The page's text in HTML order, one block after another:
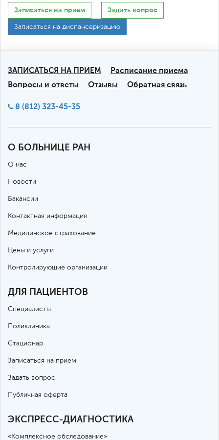
Записаться на прием Задать вопрос
Записаться на диспансеризацию
ЗАПИСАТЬСЯ НА ПРИЕМ
Расписание приема
Вопросы и ответы
Отзывы Обратная связь
8 (812) 323-45-35
О БОЛЬНИЦЕ РАН
О нас
Новости
Вакансии
Контактная информация
Медицинское страхование
Цены и услуги
Контролирующие организации
ДЛЯ ПАЦИЕНТОВ
Специалисты
Поликлиника
Стационар
Записаться на прием
Задать вопрос
Публичная оферта
ЭКСПРЕСС-ДИАГНОСТИКА
«Комплексное обследование»